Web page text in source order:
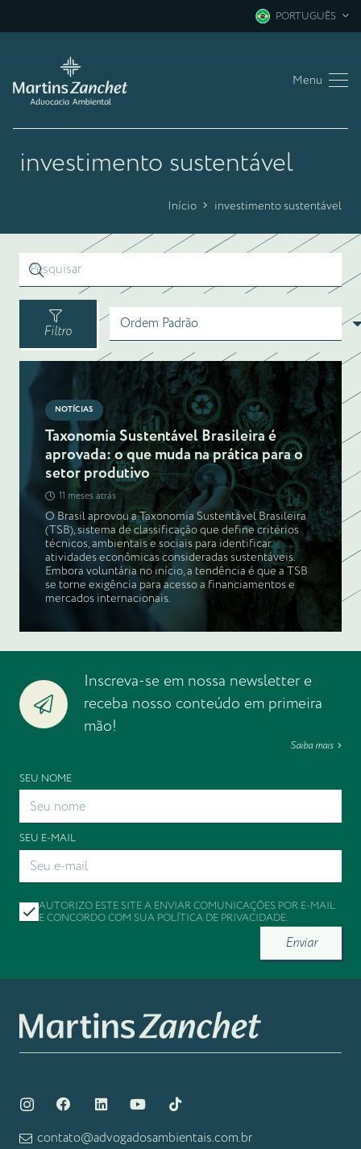
PORTUGUÊS
Menu
investimento sustentável
Início investimento sustentável
Filtro
NOTÍCIAS
Taxonomia Sustentável Brasileira é
aprovada: o que muda na prática para o
setor produtivo
11 meses atrás
O Brasil aprovou a Taxonomia Sustentável Brasileira
(TSB), sistema de classificação que define critérios
técnicos, ambientais e sociais para identificar
atividades econômicas consideradas sustentáveis.
Embora voluntária no início, a tendência é que a TSB
se torne exigência para acesso a financiamentos e
mercados internacionais.
Inscreva-se em nossa newsletter e
receba nosso conteúdo em primeira
mão!
Saiba mais
SEU NOME
SEU E-MAIL
AUTORIZO ESTE SITE A ENVIAR COMUNICAÇÕES POR E-MAIL
E CONCORDO COM SUA POLÍTICA DE PRIVACIDADE.
Enviar
contato@advogadosambientais.com.br